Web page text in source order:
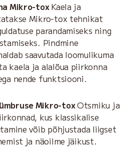
Mikro-toxKaela ja
Mikro-tox tehnikat
parandamiseks ning
Pindmine
saavutada loomulikuma
kaela ja alalõua piirkonna
nende funktsiooni.
Mikro-toxOtsmiku ja
kus klassikalise
võib põhjustada liigset
ja näoilme jäikust.